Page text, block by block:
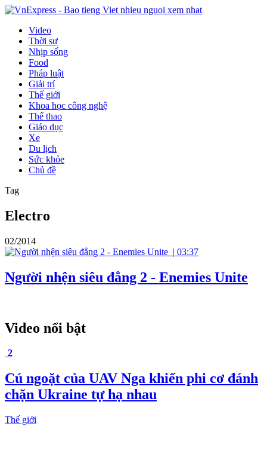
Video
Thời sự
Nhịp sống
Food
Pháp luật
Giải trí
Thế giới
Khoa học công nghệ
Thể thao
Giáo dục
Xe
Du lịch
Sức khỏe
Chủ đề
Tag
Electro
02/2014
| 03:37
Người nhện siêu đẳng 2 - Enemies Unite
Video nổi bật
2
Cú ngoặt của UAV Nga khiến phi cơ đánh
chặn Ukraine tự hạ nhau
Thế giới